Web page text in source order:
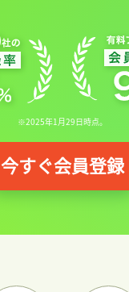
※2025年1月29日時点。
今すぐ会員登録